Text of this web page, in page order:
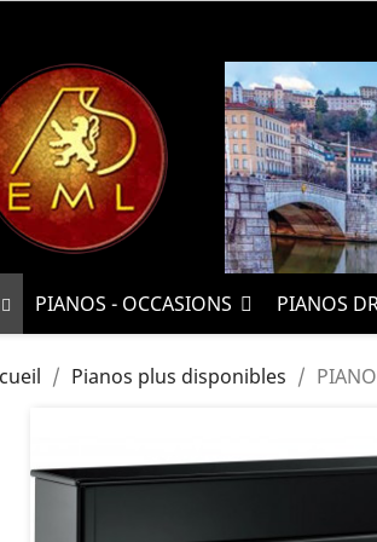
PIANOS - OCCASIONS PIANOS
Pianos plus disponibles